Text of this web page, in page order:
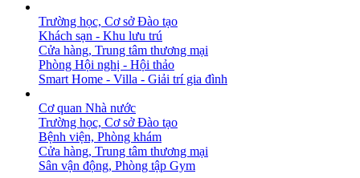
Trường học, Cơ sở Đào tạo
Khách sạn - Khu lưu trú
Cửa hàng, Trung tâm thương mại
Phòng Hội nghị - Hội thảo
Smart Home - Villa - Giải trí gia đình
Cơ quan Nhà nước
Trường học, Cơ sở Đào tạo
Bệnh viện, Phòng khám
Cửa hàng, Trung tâm thương mại
Sân vận động, Phòng tập Gym